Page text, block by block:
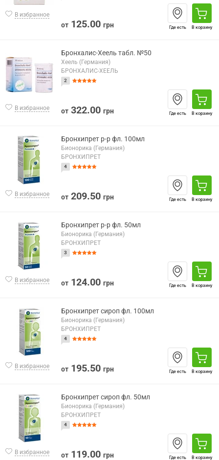
В избранное
от 125.00 грн Где есть В корзину
В избранное
Бронхалис-Хеель табл. №50
Хеель (Германия)
БРОНХАЛИС-ХЕЕЛЬ
2
от 322.00 грн Где есть В корзину
В избранное
Бронхипрет р-р фл. 100мл
Бионорика (Германия)
БРОНХИПРЕТ
4
от 209.50 грн Где есть В корзину
В избранное
Бронхипрет р-р фл. 50мл
Бионорика (Германия)
БРОНХИПРЕТ
3
от 124.00 грн Где есть В корзину
В избранное
Бронхипрет сироп фл. 100мл
Бионорика (Германия)
БРОНХИПРЕТ
4
от 195.50 грн Где есть В корзину
В избранное
Бронхипрет сироп фл. 50мл
Бионорика (Германия)
БРОНХИПРЕТ
4
от 119.00 грн Где есть В корзину